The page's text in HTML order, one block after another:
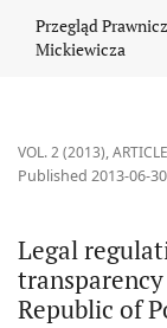
Przegląd
Mickiewicza
VOL. 2 (2013),
Legal
Republic of
Published 2013-06-30